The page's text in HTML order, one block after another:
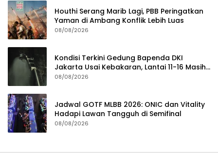
Houthi Serang Marib Lagi, PBB Peringatkan
Yaman di Ambang Konflik Lebih Luas
08/08/2026
Kondisi Terkini Gedung Bapenda DKI
Jakarta Usai Kebakaran, Lantai 11-16 Masih
dalam Pendinginan
08/08/2026
Jadwal GOTF MLBB 2026: ONIC dan Vitality
Hadapi Lawan Tangguh di Semifinal
08/08/2026